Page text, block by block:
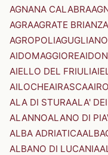
AGNANA CALABRA
AGRAAGRATE BRIANZA
AGROPOLIAGUGLIANO
AIDOMAGGIORE
AIELLO DEL FRIULI
AILOCHEAIRASCA
ALA DI STURAALA'
ALANNOALANO DI
ALBA ADRIATICA
ALBANO DI LUCANIA